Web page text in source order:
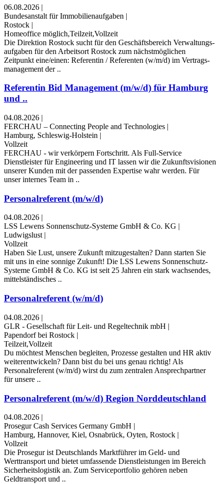
06.08.2026 |
Bundesanstalt für Immobilienaufgaben |
Rostock |
Homeoffice möglich,Teilzeit,Vollzeit
Die Direktion Rostock sucht für den Geschäfts­bereich Verwaltungs­
aufgaben für den Arbeitsort Rostock zum nächstmöglichen
Zeitpunkt eine/einen: Referentin / Referenten (w/m/d) im Vertrags­
management der ..
Referentin Bid Management (m/w/d) für Hamburg
und ..
04.08.2026 |
FERCHAU – Connecting People and Technologies |
Hamburg, Schleswig-Holstein |
Vollzeit
FERCHAU - wir verkörpern Fortschritt. Als Full-Service
Dienstleister für Engineering und IT lassen wir die Zukunftsvisionen
unserer Kunden mit der passenden Expertise wahr werden. Für
unser internes Team in ..
Personalreferent (m/w/d)
04.08.2026
LSS Lewens Sonnenschutz-Systeme GmbH & Co. KG
Ludwigslust
Vollzeit
Haben Sie Lust, unsere Zukunft mitzugestalten? Dann starten Sie
mit uns in eine sonnige Zukunft! Die LSS Lewens Sonnenschutz-
Systeme GmbH & Co. KG ist seit 25 Jahren ein stark wachsendes,
mittelständisches ..
Personalreferent (w/m/d)
04.08.2026 |
GLR - Gesellschaft für Leit- und Regeltechnik mbH |
Papendorf bei Rostock |
Teilzeit,Vollzeit
Du möchtest Menschen begleiten, Prozesse gestalten und HR aktiv
weiterentwickeln? Dann bist du bei uns genau richtig! Als
Personalreferent (w/m/d) wirst du zum zentralen Ansprechpartner
für unsere ..
Personalreferent (m/w/d) Region Norddeutschland
04.08.2026 |
Prosegur Cash Services Germany GmbH |
Hamburg, Hannover, Kiel, Osnabrück, Oyten, Rostock |
Vollzeit
Die Prosegur ist Deutschlands Marktführer im Geld- und
Werttransport und bietet umfassende Dienstleistungen im Bereich
Sicherheitslogistik an. Zum Serviceportfolio gehören neben
Geldtransport und ..